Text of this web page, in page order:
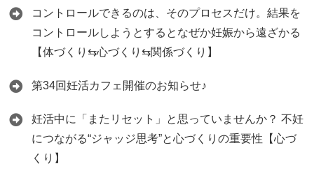
コントロールできるのは、そのプロセスだけ。結果を
コントロールしようとするとなぜか妊娠から遠ざかる
【体づくり⇆心づくり⇆関係づくり】
第34回妊活カフェ開催のお知らせ♪
妊活中に「またリセット」と思っていませんか？ 不妊
につながる“ジャッジ思考”と心づくりの重要性【心づ
くり】